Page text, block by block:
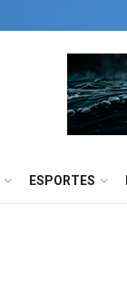
ESPORTES